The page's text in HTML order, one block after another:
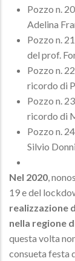
Pozzo n.
Adelina
Pozzo n.
del prof.
Pozzo n.
ricordo di
Pozzo n.
ricordo di
Pozzo n.
Silvio
Nel 2020 ,
19 e del
realizzazione
nella regione
questa volta
consueta festa